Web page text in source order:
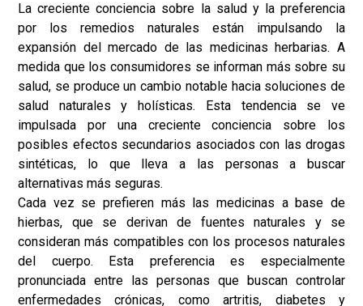
La creciente conciencia sobre la salud y la preferencia
por los remedios naturales están impulsando la
expansión del mercado de las medicinas herbarias. A
medida que los consumidores se informan más sobre su
salud, se produce un cambio notable hacia soluciones de
salud naturales y holísticas. Esta tendencia se ve
impulsada por una creciente conciencia sobre los
posibles efectos secundarios asociados con las drogas
sintéticas, lo que lleva a las personas a buscar
alternativas más seguras.
Cada vez se prefieren más las medicinas a base de
hierbas, que se derivan de fuentes naturales y se
consideran más compatibles con los procesos naturales
del cuerpo. Esta preferencia es especialmente
pronunciada entre las personas que buscan controlar
enfermedades crónicas, como artritis, diabetes y